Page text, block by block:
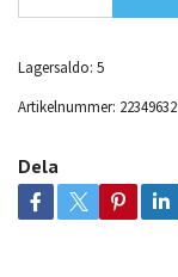
Lagersaldo: 5
Artikelnummer: 22349632
Dela